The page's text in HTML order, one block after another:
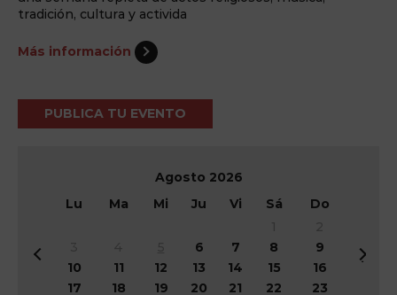
tradición, cultura y activida
Más información
PUBLICA TU EVENTO
Si
Agosto 2026
Lu
Ma Mi Ju Vi Sá
Do
6 7 8
9
10
11 12 13 14 15
16
17
18 19 20 21 22
23